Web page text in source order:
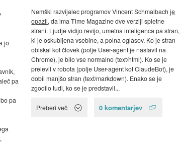
jo
pa
pa
Nemški razvijalec programov Vincent Schmalbachje
opazil, da ima Time Magazine dve verziji spletne
strani. Ljudje vidijo revijo, umetna inteligenca pa stran,
ki je oskubljena vsebine, a polna oglasov. Ko je stran
obiskal kot človek (polje User-agent je nastavil na
Chrome), je bilo vse normalno (text/html). Ko se je
prelevil v robota (polje User-agent kot ClaudeBot), je
dobil manjšo stran (text/markdown). Enako se je
zgodilo tudi, ko se je predstavil...
Preberi več 0 komentarjev